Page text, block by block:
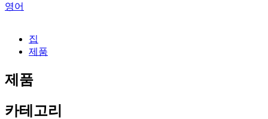
영어
집
제품
제품
카테고리